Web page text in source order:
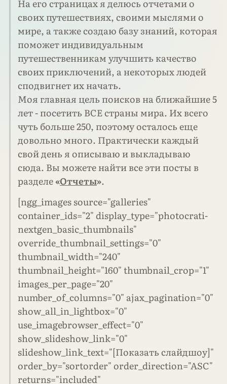
На его страницах я делюсь отчетами о
своих путешествиях, своими мыслями о
мире, а также создаю базу знаний, которая
поможет индивидуальным
путешественникам улучшить качество
своих приключений, а некоторых людей
сподвигнет их начать.
Моя главная цель поисков на ближайшие 5
лет - посетить ВСЕ страны мира. Их всего
чуть больше 250, поэтому осталось еще
довольно много. Практически каждый
свой день я описываю и выкладываю
сюда. Вы можете найти все эти посты в
разделе«Отчеты».
[ngg_images source="galleries"
container_ids="2" display_type="photocrati-
nextgen_basic_thumbnails"
override_thumbnail_settings="0"
thumbnail_width="240"
thumbnail_height="160" thumbnail_crop="1"
images_per_page="20"
number_of_columns="0" ajax_pagination="0"
show_all_in_lightbox="0"
use_imagebrowser_effect="0"
show_slideshow_link="0"
slideshow_link_text="[Показать слайдшоу]"
order_by="sortorder" order_direction="ASC"
returns="included"